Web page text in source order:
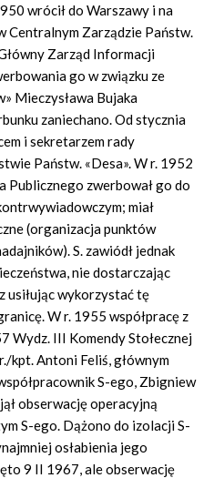
wrócił do Warszawy i na
Centralnym Zarządzie Państw.
Zarząd Informacji
go w związku ze
Mieczysława Bujaka
zaniechano. Od stycznia
i sekretarzem rady
Państw. «Desa». W r. 1952
Publicznego zwerbował go do
miał
(organizacja punktów
S. zawiódł jednak
nie dostarczając
usiłując wykorzystać tę
W r. 1955 współpracę z
Wydz. III Komendy Stołecznej
kpt. Antoni Feliś, głównym
S-ego, Zbigniew
obserwację operacyjną
S-ego. Dążono do izolacji S-
osłabienia jego
9 II 1967, ale obserwację